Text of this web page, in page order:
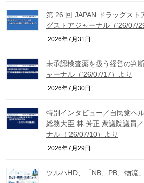
第 26 回 JAPAN ドラッグスト
グストアジャーナル（’26/07/
2026年7月31日
未承認検査薬を扱う経営の判
ャーナル（’26/07/17）より
2026年7月30日
特別インタビュー／自民党ヘ
総務大臣 林 芳正 衆議院議員
ナル（’26/07/10）より
2026年7月29日
ツルハHD、「NB、PB、物流